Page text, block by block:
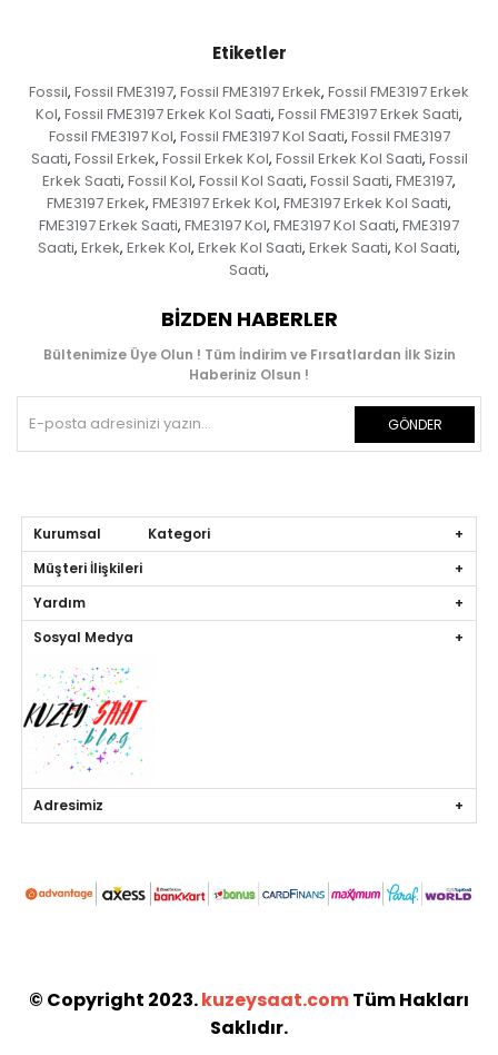
Etiketler
Fossil, Fossil FME3197, Fossil FME3197 Erkek, Fossil FME3197 Erkek
Kol, Fossil FME3197 Erkek Kol Saati, Fossil FME3197 Erkek Saati,
Fossil FME3197 Kol, Fossil FME3197 Kol Saati, Fossil FME3197
Saati, Fossil Erkek, Fossil Erkek Kol, Fossil Erkek Kol Saati, Fossil
Erkek Saati, Fossil Kol, Fossil Kol Saati, Fossil Saati, FME3197,
FME3197 Erkek, FME3197 Erkek Kol, FME3197 Erkek Kol Saati,
FME3197 Erkek Saati, FME3197 Kol, FME3197 Kol Saati, FME3197
Saati, Erkek, Erkek Kol, Erkek Kol Saati, Erkek Saati, Kol Saati,
Saati,
BIZDEN HABERLER
Bültenimize Üye Olun ! Tüm İndirim ve Fırsatlardan İlk Sizin
Haberiniz Olsun !
GÖNDER
Kurumsal Kategori
Müşteri İlişkileri
Yardım
Sosyal Medya
Adresimiz
© Copyright 2023.kuzeysaat.comTüm Hakları
Saklıdır.